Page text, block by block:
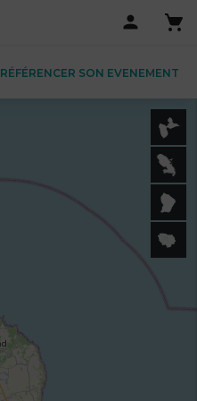
RÉFÉRENCER SON EVENEMENT